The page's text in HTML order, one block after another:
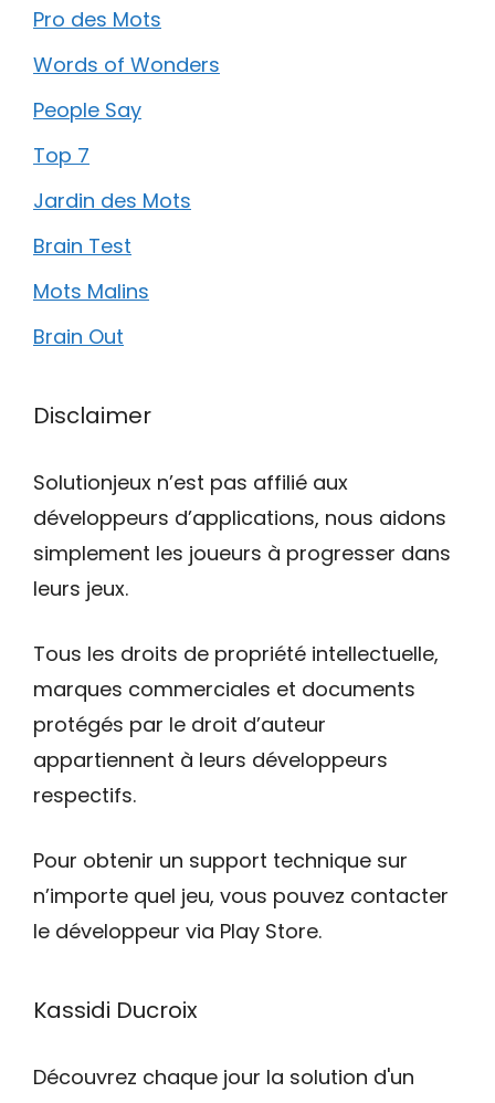
Pro des Mots
Words of Wonders
People Say
Top 7
Jardin des Mots
Brain Test
Mots Malins
Brain Out
Disclaimer
Solutionjeux n’est pas affilié aux
développeurs d’applications, nous aidons
simplement les joueurs à progresser dans
leurs jeux.
Tous les droits de propriété intellectuelle,
marques commerciales et documents
protégés par le droit d’auteur
appartiennent à leurs développeurs
respectifs.
Pour obtenir un support technique sur
n’importe quel jeu, vous pouvez contacter
le développeur via Play Store.
Kassidi Ducroix
Découvrez chaque jour la solution d'un